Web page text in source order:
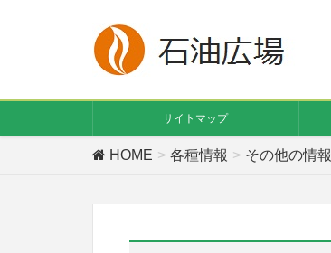
サイトマップ
HOME 各種情報 その他の情報